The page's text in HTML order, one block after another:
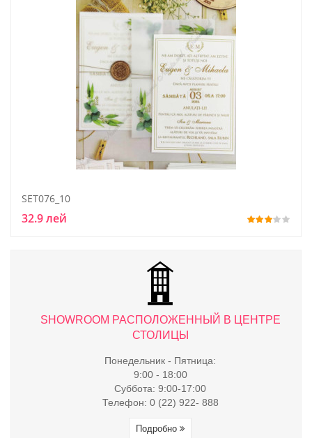
SET076_10
32.9 лей
SHOWROOM РАСПОЛОЖЕННЫЙ В ЦЕНТРЕ
СТОЛИЦЫ
Понедельник - Пятница:
9:00 - 18:00
Суббота: 9:00-17:00
Телефон: 0 (22) 922- 888
Подробно